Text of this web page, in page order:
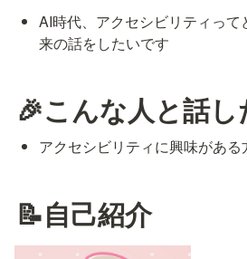
AI時代、アクセシビリティっ
来の話をしたいです
🎉こんな人と話し
アクセシビリティに興味がある
📝自己紹介